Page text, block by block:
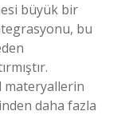
büyük bir
bu
materyallerin
daha fazla